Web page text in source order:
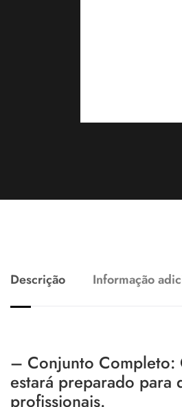
Descrição Informação
– Conjunto Completo:
estará preparado
profissionais.